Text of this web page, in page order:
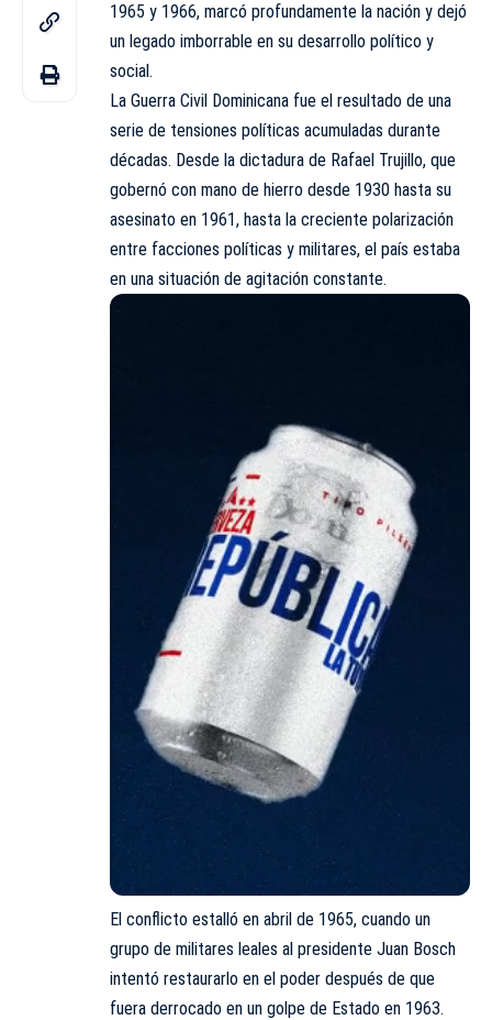
1965 y 1966, marcó profundamente la nación y dejó
un legado imborrable en su desarrollo político y
social.
La Guerra Civil Dominicana fue el resultado de una
serie de tensiones políticas acumuladas durante
décadas. Desde la dictadura de Rafael Trujillo, que
gobernó con mano de hierro desde 1930 hasta su
asesinato en 1961, hasta la creciente polarización
entre facciones políticas y militares, el país estaba
en una situación de agitación constante.
El conflicto estalló en abril de 1965, cuando un
grupo de militares leales al presidente Juan Bosch
intentó restaurarlo en el poder después de que
fuera derrocado en un golpe de Estado en 1963.